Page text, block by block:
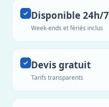
Disponible 24h/7
Week-ends et fériés inclus
Devis gratuit
Tarifs transparents